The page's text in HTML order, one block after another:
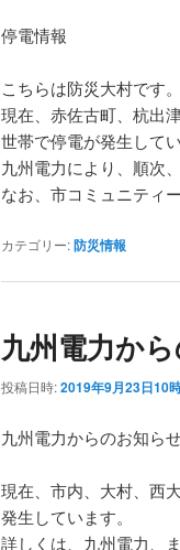
停電情報
こちらは防災大村です。
現在、赤佐古町、杭出
世帯で停電が発生してい
九州電力により、順次
なお、市コミュニティ
カテゴリー:防災情報
九州電力か
投稿日時:2019年9月23日10
九州電力からのお知らせ
現在、市内、大村、西
発生しています。
詳しくは、九州電力、